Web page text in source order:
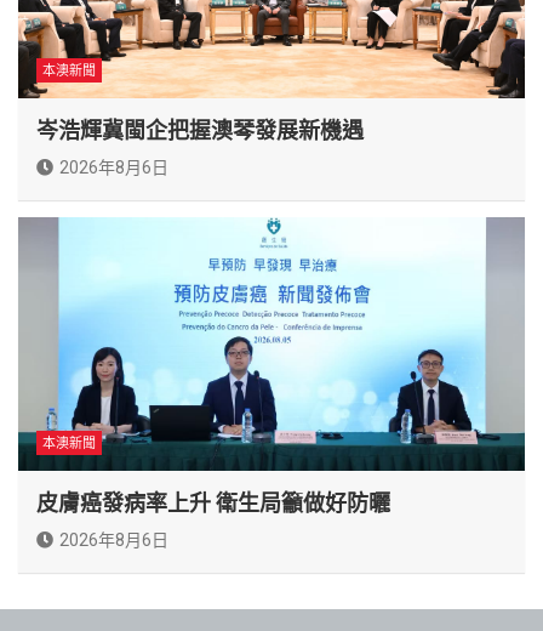
本澳新聞
岑浩輝冀閩企把握澳琴發展新機遇
2026年8月6日
本澳新聞
皮膚癌發病率上升 衛生局籲做好防曬
2026年8月6日